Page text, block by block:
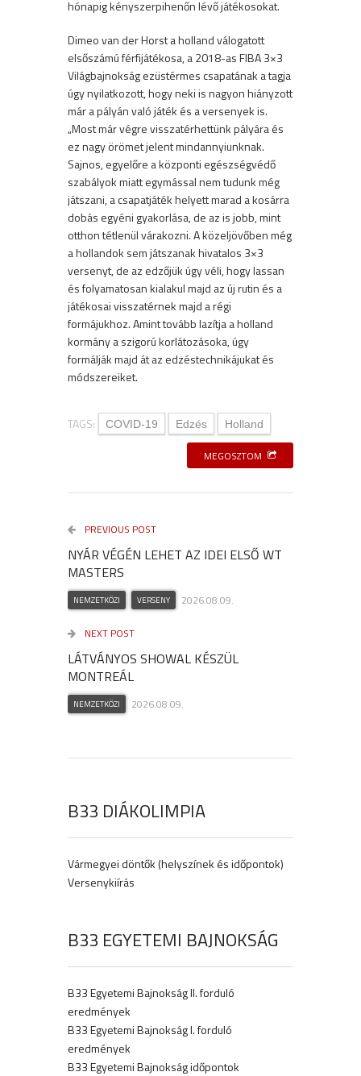
hónapig kényszerpihenőn lévő játékosokat.
Dimeo van der Horst a holland válogatott
elsőszámú férfijátékosa, a 2018-as FIBA 3×3
Világbajnokság ezüstérmes csapatának a tagja
úgy nyilatkozott, hogy neki is nagyon hiányzott
már a pályán való játék és a versenyek is.
„Most már végre visszatérhettünk pályára és
ez nagy örömet jelent mindannyiunknak.
Sajnos, egyelőre a központi egészségvédő
szabályok miatt egymással nem tudunk még
játszani, a csapatjáték helyett marad a kosárra
dobás egyéni gyakorlása, de az is jobb, mint
otthon tétlenül várakozni. A közeljövőben még
a hollandok sem játszanak hivatalos 3×3
versenyt, de az edzőjük úgy véli, hogy lassan
és folyamatosan kialakul majd az új rutin és a
játékosai visszatérnek majd a régi
formájukhoz. Amint tovább lazítja a holland
kormány a szigorú korlátozásoka, úgy
formálják majd át az edzéstechnikájukat és
módszereiket.
TAGS: COVID-19 Edzés Holland
MEGOSZTOM
PREVIOUS POST
NYÁR VÉGÉN LEHET AZ IDEI ELSŐ WT
MASTERS
NEMZETKÖZI VERSENY 2026.08.09.
NEXT POST
LÁTVÁNYOS SHOWAL KÉSZÜL
MONTREÁL
NEMZETKÖZI 2026.08.09.
B33 DIÁKOLIMPIA
Vármegyei döntők (helyszínek és időpontok)
Versenykiírás
B33 EGYETEMI BAJNOKSÁG
B33 Egyetemi Bajnokság II. forduló
eredmények
B33 Egyetemi Bajnokság I. forduló
eredmények
B33 Egyetemi Bajnokság időpontok